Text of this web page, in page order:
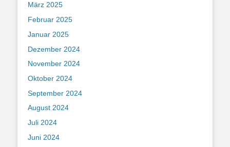
März 2025
Februar 2025
Januar 2025
Dezember 2024
November 2024
Oktober 2024
September 2024
August 2024
Juli 2024
Juni 2024